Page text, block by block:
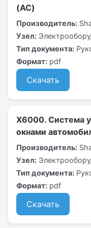
(AC)
Производитель:
Узел:
Тип документа:
Формат: pdf
Скачать
X6000. Система
окнами
Производитель:
Узел:
Тип документа:
Формат: pdf
Скачать